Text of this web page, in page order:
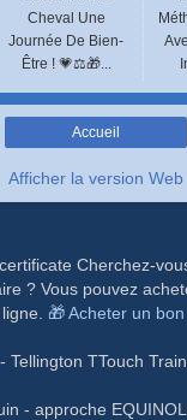
Cheval Une
Journée De Bien-
Être ! 💗⚖️🎁...
Accueil
Afficher la version Web
Cherchez-
? Vous pouvez
🎁 Acheter un
Tellington TTouch
- approche